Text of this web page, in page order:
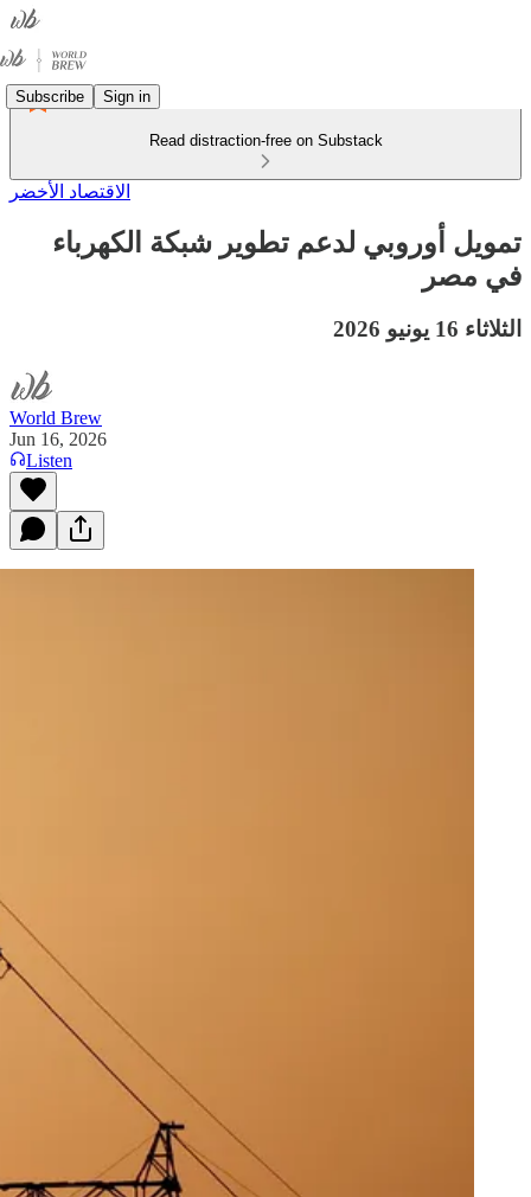
Subscribe Sign in
Read distraction-free on Substack
الاقتصاد الأخضر
تمويل أوروبي لدعم تطوير شبكة الكهرباء
في مصر
الثلاثاء 16 يونيو 2026
World Brew
Jun 16, 2026
Listen